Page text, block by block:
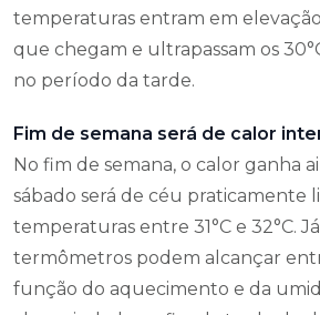
temperaturas entram em
que chegam e ultrapassam os
no período da tarde.
Fim de semana será de calor
No fim de semana, o calor ganha
sábado será de céu praticamente
temperaturas entre 31°C e 32°C.
termômetros podem alcançar
função do aquecimento e da